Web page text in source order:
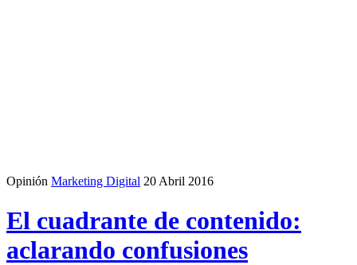
Opinión Marketing Digital 20 Abril 2016
El cuadrante de contenido:
aclarando confusiones